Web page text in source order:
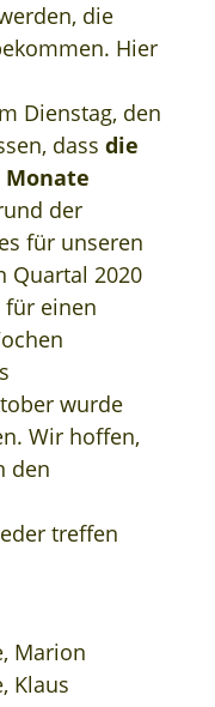
die
Hier
Dienstag, den
dass die
Monate
der
für unseren
Quartal 2020
einen
wurde
Wir hoffen,
den
treffen
Marion
Klaus